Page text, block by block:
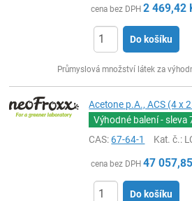
cena bez DPH 2 469,42
Do košíku
Průmyslová množství látek za
Acetone p.A., ACS (4 x
Výhodné balení - sleva
CAS:67-64-1 Kat. č.:
cena bez DPH 47 057,85
Do košíku